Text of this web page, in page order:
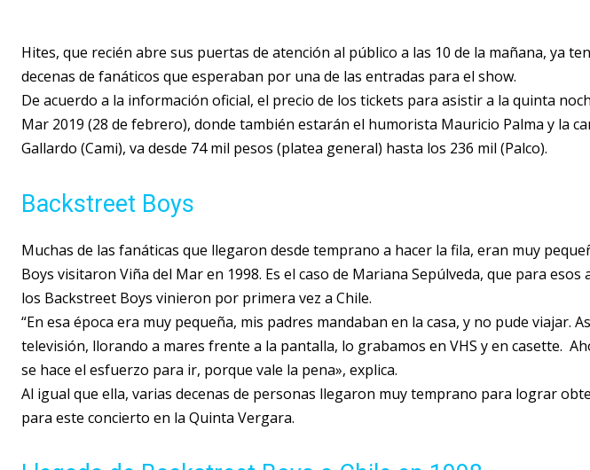
Hites, que recién abre sus puertas de atención al público a las 10 de la mañana, ya
decenas de fanáticos que esperaban por una de las entradas para el show.
De acuerdo a la información oficial, el precio de los tickets para asistir a la quinta
Mar 2019 (28 de febrero), donde también estarán el humorista Mauricio Palma y la
Gallardo (Cami), va desde 74 mil pesos (platea general) hasta los 236 mil (Palco).
Backstreet Boys
Muchas de las fanáticas que llegaron desde temprano a hacer la fila, eran muy
Boys visitaron Viña del Mar en 1998. Es el caso de Mariana Sepúlveda, que para
los Backstreet Boys vinieron por primera vez a Chile.
“En esa época era muy pequeña, mis padres mandaban en la casa, y no pude viajar.
televisión, llorando a mares frente a la pantalla, lo grabamos en VHS y en casette.
se hace el esfuerzo para ir, porque vale la pena», explica.
Al igual que ella, varias decenas de personas llegaron muy temprano para lograr
para este concierto en la Quinta Vergara.